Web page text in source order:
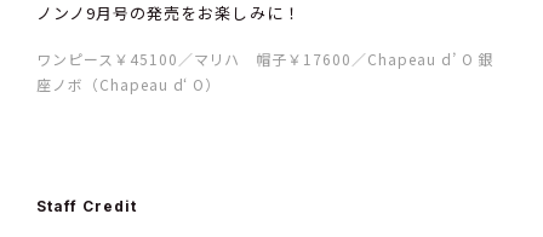
ノンノ9月号の発売をお楽しみに！
ワンピース￥45100／マリハ 帽子￥17600／Chapeau d’ O 銀
座ノボ（Chapeau d‘ O）
Staff Credit